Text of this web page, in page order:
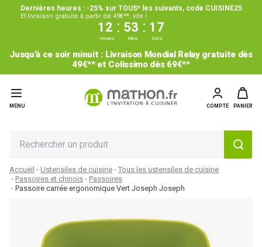
Dernières heures : -25% sur TOUS* les suivants, code CUISINE25
Et livraison gratuite à partir de 49€**, vite !
12 : 53 : 17
Heures Mins Secs
Jusqu'à ce soir minuit : Livraison Mondial Relay gratuite dès
49€** et Colissimo dès 69€**
MENU COMPTE PANIER
Accueil Ustensiles de cuisine
Tous les ustensiles de cuisine
Passoires et chinois
Passoires
Passoire carrée ergonomique Vert Joseph Joseph